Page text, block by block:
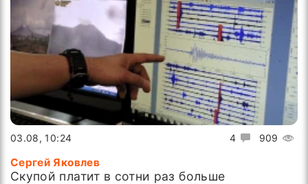
4 909
03.08, 10:24
Сергей Яковлев
Скупой платит в сотни раз больше